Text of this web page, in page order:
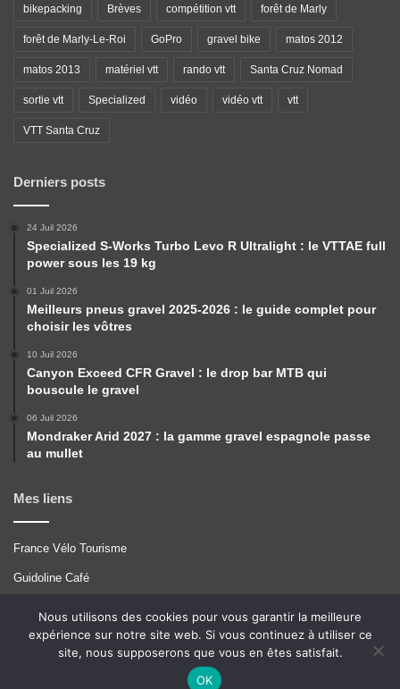
bikepacking Brèves compétition vtt forêt de Marly
forêt de Marly-Le-Roi GoPro gravel bike matos 2012
matos 2013 matériel vtt rando vtt Santa Cruz Nomad
sortie vtt Specialized vidéo vidéo vtt vtt
VTT Santa Cruz
Derniers posts
24 Juil 2026
Specialized S-Works Turbo Levo R Ultralight : le VTTAE full
power sous les 19 kg
01 Juil 2026
Meilleurs pneus gravel 2025-2026 : le guide complet pour
choisir les vôtres
10 Juil 2026
Canyon Exceed CFR Gravel : le drop bar MTB qui
bouscule le gravel
06 Juil 2026
Mondraker Arid 2027 : la gamme gravel espagnole passe
au mullet
Mes liens
France Vélo Tourisme
Guidoline Café
Tcrouzet
Nous utilisons des cookies pour vous garantir la meilleure
expérience sur notre site web. Si vous continuez à utiliser ce
site, nous supposerons que vous en êtes satisfait.
OK